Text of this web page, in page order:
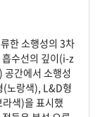
한 소행성의 3차
수선의 깊이(i-z
간에서 소행성
(노랑색), L&D형
색)을 표시했